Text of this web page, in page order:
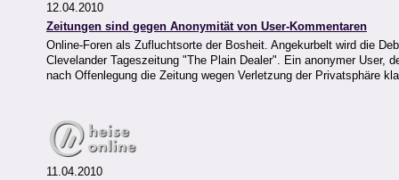
12.04.2010
Zeitungen sind gegen Anonymität von User-Kommentaren
Online-Foren als Zufluchtsorte der Bosheit. Angekurbelt wird die
Clevelander Tageszeitung "The Plain Dealer". Ein anonymer User,
nach Offenlegung die Zeitung wegen Verletzung der Privatsphäre
11.04.2010